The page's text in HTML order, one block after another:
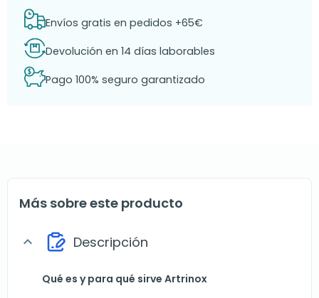
Envíos gratis en pedidos +65€
Devolución en 14 días laborables
Pago 100% seguro garantizado
Más sobre este producto
expand_more Descripción
Qué es y para qué sirve Artrinox